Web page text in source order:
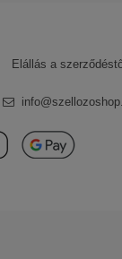
Elállás a